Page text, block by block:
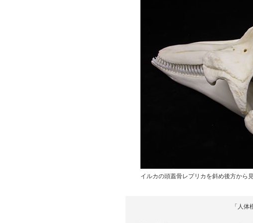
イルカの頭蓋骨レプリカを斜め後方から
「人